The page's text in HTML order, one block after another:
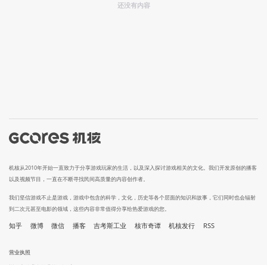
还没有内容
机核从2010年开始一直致力于分享游戏玩家的生活，以及深入探讨游戏相关的文化。我们开发原创的播客
以及视频节目，一直在不断寻找民间高质量的内容创作者。
我们坚信游戏不止是游戏，游戏中包含的科学，文化，历史等各个层面的知识和故事，它们同时也会辐射
到二次元甚至电影的领域，这些内容非常值得分享给热爱游戏的您。
知乎 微博 微信 播客 吉考斯工业 核市奇谭 机核发行 RSS
营业执照